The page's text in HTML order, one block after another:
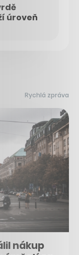
úroveň
Rychlá zpráva
nákup